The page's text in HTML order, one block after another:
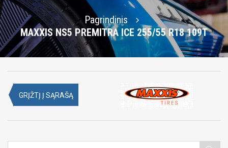
Pagrindinis
MAXXIS NS5 PREMITRA ICE 255/55 R18 109T
GRĮŽTĮ Į SĄRAŠĄ